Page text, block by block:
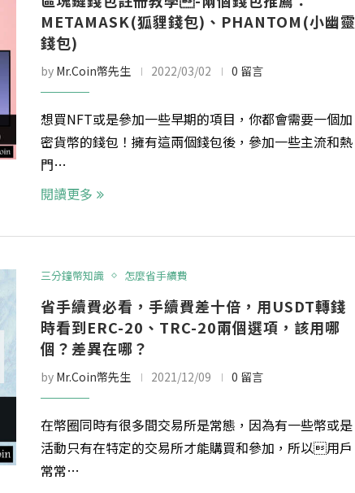
METAMASK(狐貍錢包)、PHANTOM(小幽靈
錢包)
by Mr.Coin幣先生 2022/03/02 0 留言
想買NFT或是參加一些早期的項目，你都會需要一個加
密貨幣的錢包！擁有這兩個錢包後，參加一些主流和熱
門…
閱讀更多
三分鐘幣知識 怎麼省手續費
省手續費必看，手續費差十倍，用USDT轉錢
時看到ERC-20、TRC-20兩個選項，該用哪
個？差異在哪？
by Mr.Coin幣先生 2021/12/09 0 留言
在幣圈同時有很多間交易所是常態，因為有一些幣或是
活動只有在特定的交易所才能購買和參加，所以用戶
常常…